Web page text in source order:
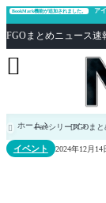
BookMark機能が追加されました。
ア

 ホームFateシリーズ[FGOまと
イベント 2024年12月14